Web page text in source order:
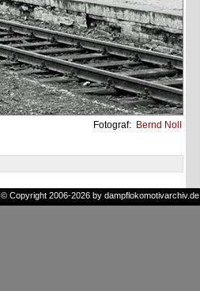
Fotograf: Bernd Noll
© Copyright 2006-2026 by dampflokomotivarchiv.de